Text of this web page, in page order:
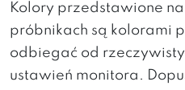
Kolory przedstawione
próbnikach są kolorami
odbiegać od
ustawień monitora.